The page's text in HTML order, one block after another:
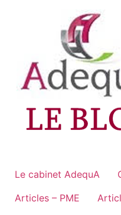
Le cabinet AdequA
Articles – PME